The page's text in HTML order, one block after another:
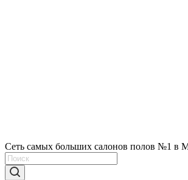
Сеть самых больших салонов полов №1 в